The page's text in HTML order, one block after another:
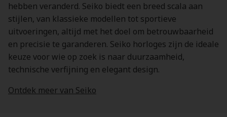
hebben veranderd. Seiko biedt een breed scala aan
stijlen, van klassieke modellen tot sportieve
uitvoeringen, altijd met het doel om betrouwbaarheid
en precisie te garanderen. Seiko horloges zijn de ideale
keuze voor wie op zoek is naar duurzaamheid,
technische verfijning en elegant design.
Ontdek meer van Seiko